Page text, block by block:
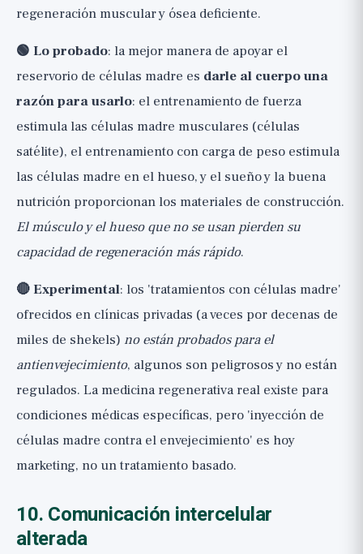
regeneración muscular y ósea deficiente.
🟢 Lo probado: la mejor manera de apoyar el
reservorio de células madre es darle al cuerpo una
razón para usarlo: el entrenamiento de fuerza
estimula las células madre musculares (células
satélite), el entrenamiento con carga de peso estimula
las células madre en el hueso, y el sueño y la buena
nutrición proporcionan los materiales de construcción.
El músculo y el hueso que no se usan pierden su
capacidad de regeneración más rápido.
🔴 Experimental: los 'tratamientos con células madre'
ofrecidos en clínicas privadas (a veces por decenas de
miles de shekels) no están probados para el
antienvejecimiento, algunos son peligrosos y no están
regulados. La medicina regenerativa real existe para
condiciones médicas específicas, pero 'inyección de
células madre contra el envejecimiento' es hoy
marketing, no un tratamiento basado.
10. Comunicación intercelular
alterada